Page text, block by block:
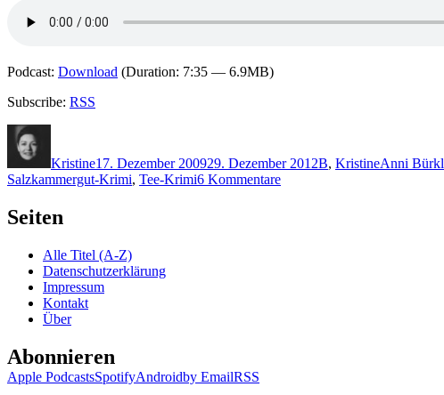
Podcast: Download (Duration: 7:35 — 6.9MB)
Subscribe: RSS
Kristine17. Dezember 200929. Dezember 2012B, KristineAnni Bürkl
Salzkammergut-Krimi, Tee-Krimi6 Kommentarezu
Seiten
Alle Titel (A-Z)
Datenschutzerklärung
Impressum
Kontakt
Über
Abonnieren
Apple PodcastsSpotifyAndroidby EmailRSS